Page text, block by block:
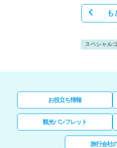
も
スペシャル
お役立ち情報
観光パンフレット
旅行会社